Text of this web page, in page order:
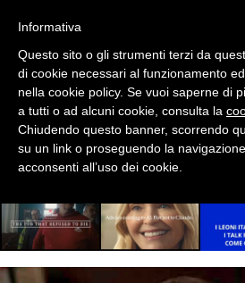
ADV
DIGITAL
BRANDED CONTENT
Informativa
Questo sito o gli strumenti terzi da
di cookie necessari al funzionamento
nella cookie policy. Se vuoi saperne di
a tutti o ad alcuni cookie, consulta la
Chiudendo questo banner, scorrendo
su un link o proseguendo la
acconsenti all’uso dei cookie.